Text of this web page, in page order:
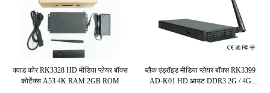
क्वाड कोर RK3328 HD मीडिया प्लेयर बॉक्स
कोर्टेक्स A53 4K RAM 2GB ROM
ब्लैक एंड्रॉइड मीडिया प्लेयर बॉक्स RK3399
AD-K01 HD आउट DDR3 2G / 4G